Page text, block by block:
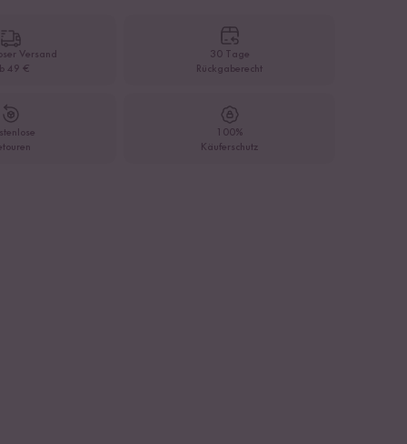
Versand
49 €
30 Tage
Rückgaberecht
100%
Käuferschutz